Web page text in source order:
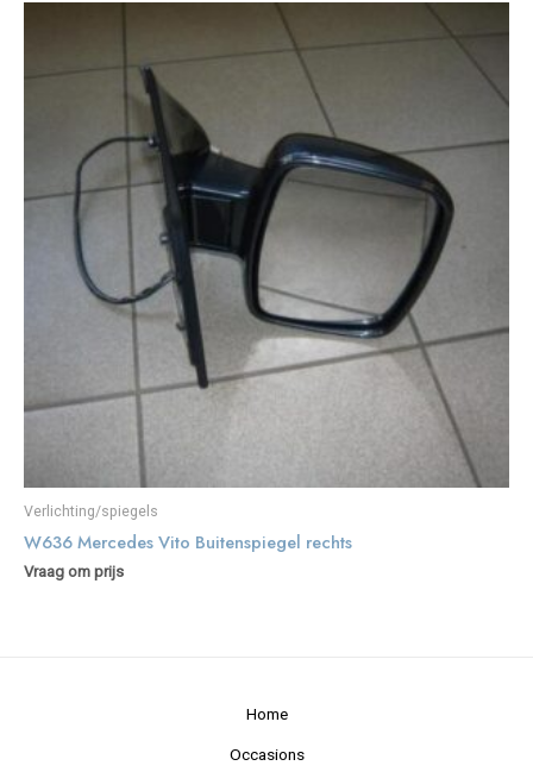
Verlichting/spiegels
W636 Mercedes Vito Buitenspiegel rechts
Vraag om prijs
Home
Occasions